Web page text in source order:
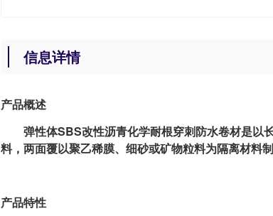
信息详情
产品概述
弹性体SBS改性沥青化学耐根穿刺防水卷材是以
料，两面覆以聚乙稀膜、细砂或矿物粒料为隔离材料
产品特性